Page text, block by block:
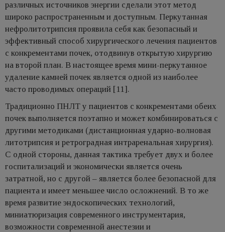
различных источников энергии сделали этот метод
широко распространенным и доступным. Перкутанная
нефролитотрипсия проявила себя как безопасный и
эффективный способ хирургического лечения пациентов
с конкрементами почек, отодвинув открытую хирургию
на второй план. В настоящее время мини-перкутанное
удаление камней почек является одной из наиболее
часто проводимых операций [11].
Традиционно ПНЛТ у пациентов с конкрементами обеих
почек выполняется поэтапно и может комбинироваться с
другими методиками (дистанционная ударно-волновая
литотрипсия и ретроградная интраренальная хирургия).
С одной стороны, данная тактика требует двух и более
госпитализаций и экономически является очень
затратной, но с другой – является более безопасной для
пациента и имеет меньшее число осложнений. В то же
время развитие эндоскопических технологий,
миниатюризация современного инструментария,
возможности современной анестезии и